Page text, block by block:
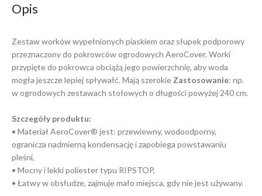
Opis
Zestaw worków wypełnionych piaskiem oraz słupek podporowy
przeznaczony do pokrowców ogrodowych AeroCover. Worki
przypięte do pokrowca obciążą jego powierzchnię, aby woda
mogła jeszcze lepiej spływałć. Mają szerokie Zastosowanie: np.
w ogrodowych zestawach stołowych o długości powyżej 240 cm.
Szczegóły produktu:
• Materiał AeroCover® jest: przewiewny, wodoodporny,
ogranicza nadmierną kondensację i zapobiega powstawaniu
pleśni,
• Mocny i lekki poliester typu RIPSTOP,
• Łatwy w obsłudze, zajmuje mało miejsca, gdy nie jest używany.